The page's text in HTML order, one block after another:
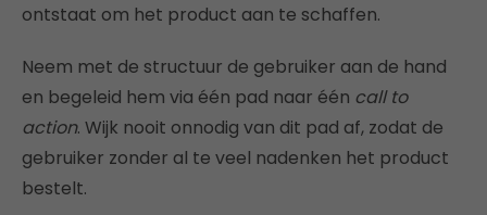
ontstaat om het product aan te schaffen.
Neem met de structuur de gebruiker aan de hand
en begeleid hem via één pad naar één call to
action. Wijk nooit onnodig van dit pad af, zodat de
gebruiker zonder al te veel nadenken het product
bestelt.